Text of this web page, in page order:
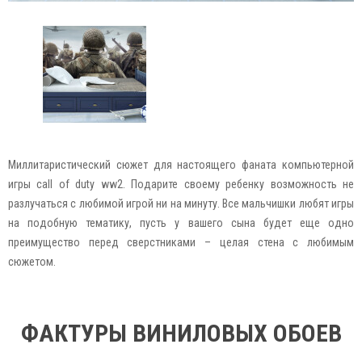
Миллитаристический сюжет для настоящего фаната компьютерной
игры call of duty ww2. Подарите своему ребенку возможность не
разлучаться с любимой игрой ни на минуту. Все мальчишки любят игры
на подобную тематику, пусть у вашего сына будет еще одно
преимущество перед сверстниками – целая стена с любимым
сюжетом.
ФАКТУРЫ ВИНИЛОВЫХ ОБОЕВ